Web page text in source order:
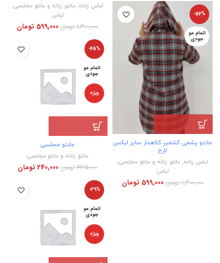
لباس زنانه, مانتو زنانه و مانتو مجلسی,
لباس
1,300,000 تومان 599,000 تومان
-54%
اتمام مو
جودی
مانتو پشمی کشمیر کلاهدار سایز ایکس
لارج
لباس زنانه, مانتو زنانه و مانتو مجلسی,
لباس
1,300,000 تومان 599,000 تومان
-45%
اتمام مو
جودی
ویژه
مانتو مجلسی
مانتو زنانه و مانتو مجلسی
435,000 تومان 240,000 تومان
-39%
اتمام مو
جودی
ویژه